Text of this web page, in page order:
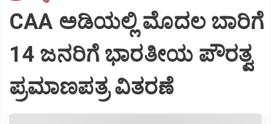
CAA ಅಡಿಯಲ್ಲಿ ಮೊದಲ ಬಾರಿಗೆ
14 ಜನರಿಗೆ ಭಾರತೀಯ ಪೌರತ್ವ
ಪ್ರಮಾಣಪತ್ರ ವಿತರಣೆ